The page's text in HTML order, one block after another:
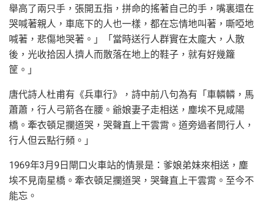
舉高了兩只手，張開五指，拼命的搖著自己的手，嘴裏還在
哭喊著親人，車底下的人也一樣，都在忘情地叫著，嘶啞地
喊著，悲傷地哭著。」「當時送行人群實在太龐大，人散
後，光收拾因人擠人而散落在地上的鞋子，就有好幾籮
筐。」
唐代詩人杜甫有《兵車行》，詩中前八句為有「車轔轔，馬
蕭蕭，行人弓箭各在腰。爺娘妻子走相送，塵埃不見咸陽
橋。牽衣頓足攔道哭，哭聲直上干雲霄。道旁過者問行人，
行人但云點行頻。」
1969年3月9日閘口火車站的情景是：爹娘弟妹來相送，塵
埃不見南星橋。牽衣頓足攔道哭，哭聲直上干雲霄。至今不
能忘。